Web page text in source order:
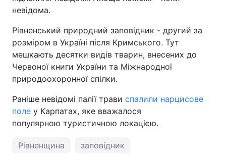
Тема оформлення
невідома.
Рівненський природний заповідник - другий за
розміром в Україні після Кримського. Тут
мешкають десятки видів тварин, внесених до
Червоної книги України та Міжнародної
природоохоронної спілки.
Раніше невідомі палії трави спалили нарцисове
поле у Карпатах, яке вважалося
популярною туристичною локацією.
Рівненщина заповідник